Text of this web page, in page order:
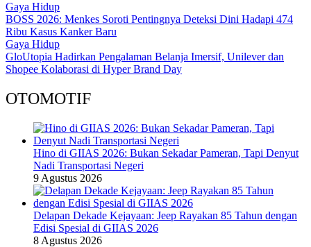
Gaya Hidup
BOSS 2026: Menkes Soroti Pentingnya Deteksi Dini Hadapi 474
Ribu Kasus Kanker Baru
Gaya Hidup
GloUtopia Hadirkan Pengalaman Belanja Imersif, Unilever dan
Shopee Kolaborasi di Hyper Brand Day
OTOMOTIF
Hino di GIIAS 2026: Bukan Sekadar Pameran, Tapi Denyut
Nadi Transportasi Negeri
9 Agustus 2026
Delapan Dekade Kejayaan: Jeep Rayakan 85 Tahun dengan
Edisi Spesial di GIIAS 2026
8 Agustus 2026